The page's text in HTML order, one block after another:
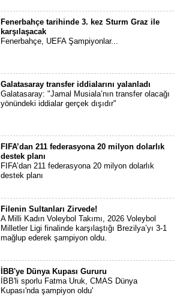
Fenerbahçe tarihinde 3. kez Sturm Graz ile
karşılaşacak
Fenerbahçe, UEFA Şampiyonlar...
Galatasaray transfer iddialarını yalanladı
Galatasaray: "Jamal Musiala’nın transfer olacağı
yönündeki iddialar gerçek dışıdır"
FIFA’dan 211 federasyona 20 milyon dolarlık
destek planı
FIFA’dan 211 federasyona 20 milyon dolarlık
destek planı
Filenin Sultanları Zirvede!
A Milli Kadın Voleybol Takımı, 2026 Voleybol
Milletler Ligi finalinde karşılaştığı Brezilya’yı 3-1
mağlup ederek şampiyon oldu.
İBB'ye Dünya Kupası Gururu
İBB'li sporlu Fatma Uruk, CMAS Dünya
Kupası'nda şampiyon oldu'